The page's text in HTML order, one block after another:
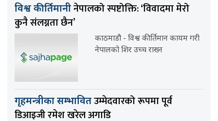
विश्व कीर्तिमानीनेपालको स्पष्टोक्ति: ‘विवादमा मेरो
कुनै संलग्नता छैन’
काठमाडौ - विश्व कीर्तिमान कायम गरी
नेपालको शिर उच्च राख्न
गृहमन्त्रीका सम्भावितउम्मेदवारको रूपमा पूर्व
डिआइजी रमेश खरेल अगाडि